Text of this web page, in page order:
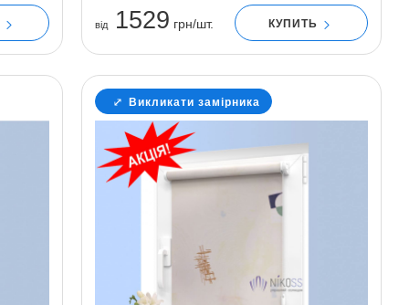
вiд1529 грн/шт. КУПИТЬ
Викликати замірника